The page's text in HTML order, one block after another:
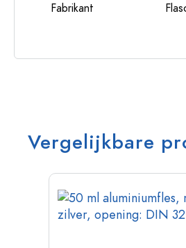
Fabrikant
Vergelijkbare